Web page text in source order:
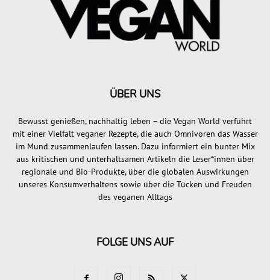
ÜBER UNS
Bewusst genießen, nachhaltig leben – die Vegan World verführt
mit einer Vielfalt veganer Rezepte, die auch Omnivoren das Wasser
im Mund zusammenlaufen lassen. Dazu informiert ein bunter Mix
aus kritischen und unterhaltsamen Artikeln die Leser*innen über
regionale und Bio-Produkte, über die globalen Auswirkungen
unseres Konsumverhaltens sowie über die Tücken und Freuden
des veganen Alltags
FOLGE UNS AUF